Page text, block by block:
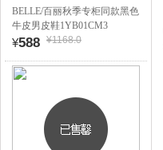
BELLE/百丽秋季专柜同款黑色
牛皮男皮鞋1YB01CM3
¥588 ¥1168.0